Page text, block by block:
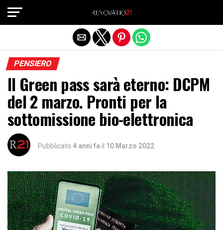
PENSIERO
Il Green pass sarà eterno: DCPM
del 2 marzo. Pronti per la
sottomissione bio-elettronica
Pubblicato 4 anni fa il 10 Marzo 2022
Exit mobile version